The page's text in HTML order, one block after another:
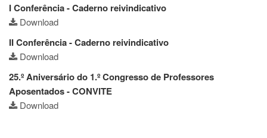
I Conferência - Caderno reivindicativo
Download
II Conferência - Caderno reivindicativo
Download
25.º Aniversário do 1.º Congresso de Professores
Aposentados - CONVITE
Download